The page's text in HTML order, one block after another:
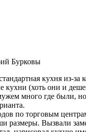
Бурковы
кухня из-за
кухни (хоть они и
много где были,
по торговым
размеры. Вызвали